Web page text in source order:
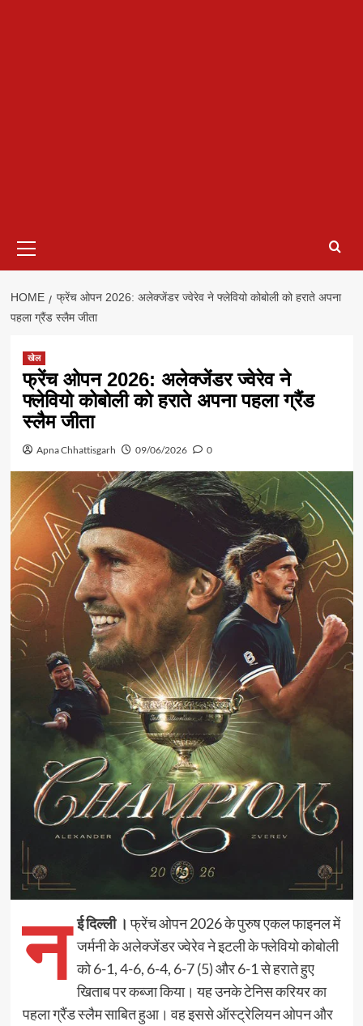
Menu
HOME
फ्रेंच ओपन 2026: अलेक्जेंडर ज्वेरेव ने फ्लेवियो कोबोली को हराते अपना
पहला ग्रैंड स्लैम जीता
खेल
फ्रेंच ओपन 2026: अलेक्जेंडर ज्वेरेव ने
फ्लेवियो कोबोली को हराते अपना पहला ग्रैंड
स्लैम जीता
Apna Chhattisgarh 09/06/2026 0
न ई दिल्ली । फ्रेंच ओपन 2026 के पुरुष एकल फाइनल में
जर्मनी के अलेक्जेंडर ज्वेरेव ने इटली के फ्लेवियो कोबोली
को 6-1, 4-6, 6-4, 6-7 (5) और 6-1 से हराते हुए
खिताब पर कब्जा किया। यह उनके टेनिस करियर का
पहला ग्रैंड स्लैम साबित हुआ। वह इससे ऑस्ट्रेलियन ओपन और